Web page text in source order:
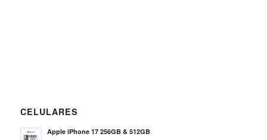
CELULARES
Apple iPhone 17 256GB & 512GB